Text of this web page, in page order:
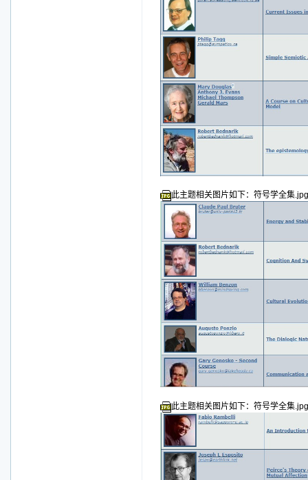
此主题相关图片如下：符号学全集.jpg
此主题相关图片如下：符号学全集.jpg